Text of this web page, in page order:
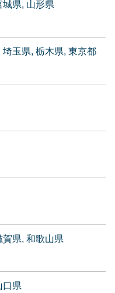
城県 山形県
埼玉県 栃木県 東京都
賀県 和歌山県
口県